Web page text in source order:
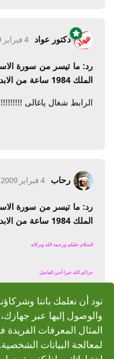
نود أن نعلمك باننا
والوصول إليها عبر
المثال المعرفات
لمعالجة البيانات
دكتور عواد 4 فبراير 2009
رد: ما تيسر من سورة
الملك 1984 ساعة من الابداع
الرابط شغال ياغالى
رحاب 4 فبراير 2009
رد: ما تيسر من سورة
الملك 1984 ساعة من الابداع
السلام عليكم ورحمة الله وبركاته
جزاكم الله خيرا أخي الفاضل
وألف شكر...